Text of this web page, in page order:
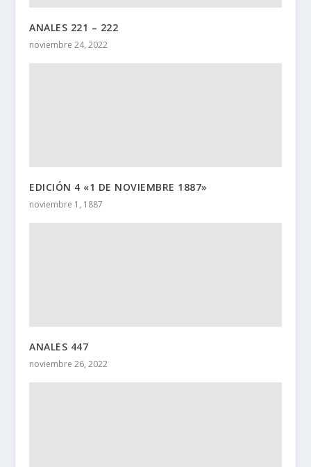
ANALES 221 – 222
noviembre 24, 2022
EDICIÓN 4 «1 DE NOVIEMBRE 1887»
noviembre 1, 1887
ANALES 447
noviembre 26, 2022